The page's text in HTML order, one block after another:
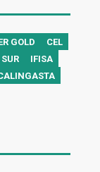
GOLD
CEL
IFISA